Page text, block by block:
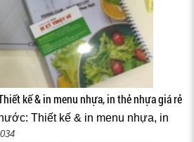
kế & in menu nhựa, in thẻ nhựa giá rẻ
Thiết kế & in menu nhựa, in